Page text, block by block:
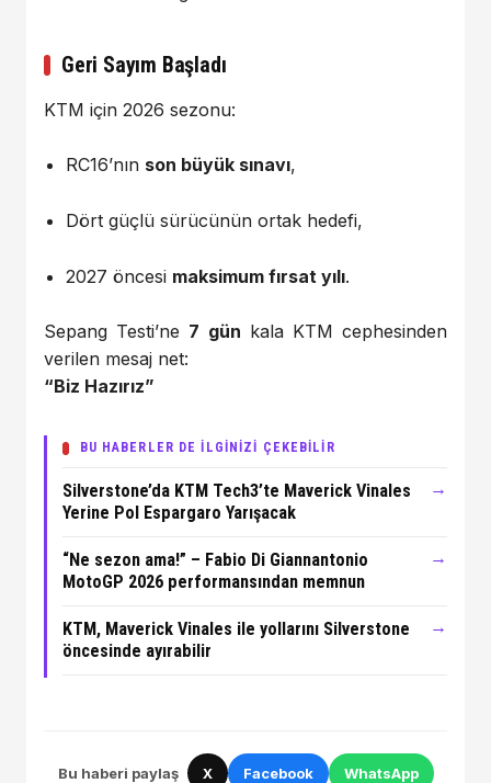
Geri Sayım Başladı
KTM için 2026 sezonu:
RC16’nın son büyük sınavı,
Dört güçlü sürücünün ortak hedefi,
2027 öncesi maksimum fırsat yılı.
Sepang Testi’ne 7 gün kala KTM cephesinden
verilen mesaj net:
“Biz Hazırız”
BU HABERLER DE İLGİNİZİ ÇEKEBİLİR
Silverstone’da KTM Tech3’te Maverick Vinales
Yerine Pol Espargaro Yarışacak
→
“Ne sezon ama!” – Fabio Di Giannantonio
MotoGP 2026 performansından memnun
→
KTM, Maverick Vinales ile yollarını Silverstone
öncesinde ayırabilir
→
Bu haberi paylaş X Facebook WhatsApp